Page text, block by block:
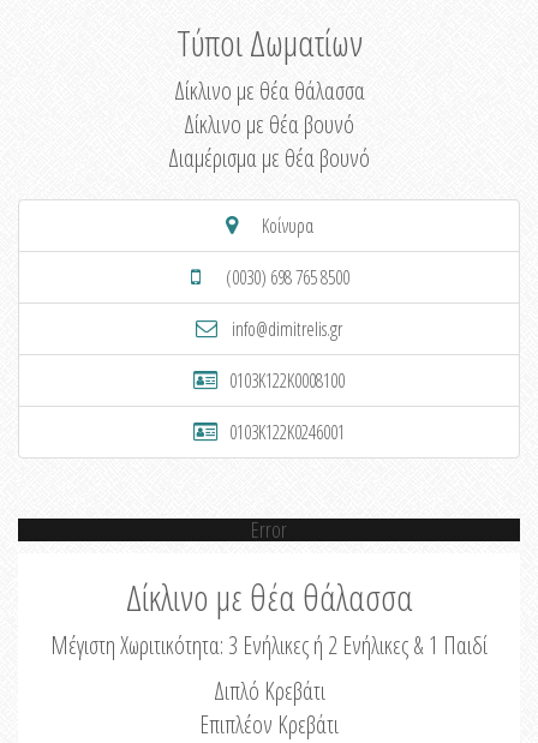
Τύποι Δωματίων
Δίκλινο με θέα θάλασσα
Δίκλινο με θέα βουνό
Διαμέρισμα με θέα βουνό
Κοίνυρα
(0030) 698 765 8500
info@dimitrelis.gr
0103K122K0008100
0103K122K0246001
Error
Δίκλινο με θέα θάλασσα
Μέγιστη Χωριτικότητα: 3 Ενήλικες ή 2 Ενήλικες & 1 Παιδί
Διπλό Κρεβάτι
Επιπλέον Κρεβάτι